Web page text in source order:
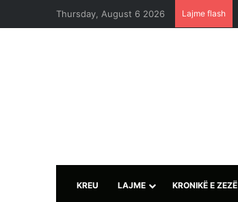
Thursday, August 6 2026 Lajme flash
KREU LAJME KRONIKË E ZEZË